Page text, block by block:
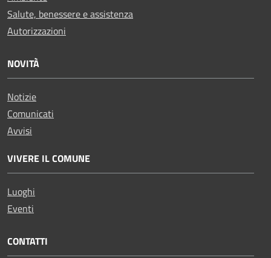
Salute, benessere e assistenza
Autorizzazioni
NOVITÀ
Notizie
Comunicati
Avvisi
VIVERE IL COMUNE
Luoghi
Eventi
CONTATTI